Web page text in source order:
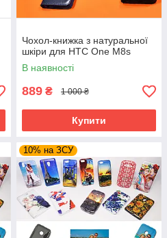
Чохол-книжка з натуральної
шкіри для HTC One M8s
В наявності
889 ₴ 1 000 ₴
Купити
10% на ЗСУ